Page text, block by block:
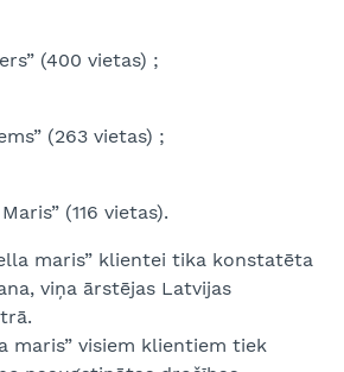
(400 vietas) ;
(263 vietas) ;
(116 vietas).
maris” klientei tika konstatēta
viņa ārstējas Latvijas
maris” visiem klientiem tiek